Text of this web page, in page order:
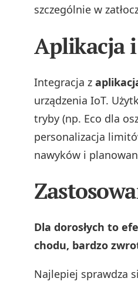
szczególnie w
Aplikacja
Integracja z
urządzenia IoT.
tryby (np. Eco dla
personalizacja
nawyków i
Dla dorosłych to
chodu, bardzo
Najlepiej sprawdza